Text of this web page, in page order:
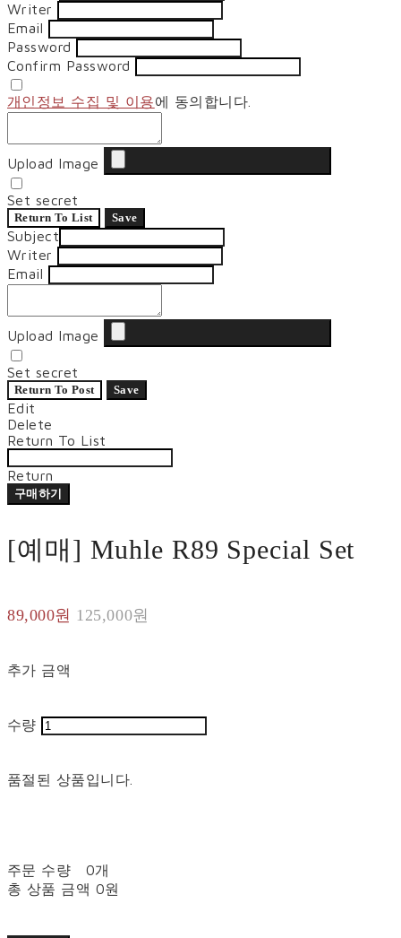
Writer
Email
Password
Confirm Password
개인정보 수집 및 이용에 동의합니다.
Upload Image
Set secret
Return To List Save
Subject
Writer
Email
Upload Image
Set secret
Return To Post Save
Edit
Delete
Return To List
Return
구매하기
[예매] Muhle R89 Special Set
89,000원 125,000원
추가 금액
수량
품절된 상품입니다.
주문 수량
0개
총 상품 금액 0원